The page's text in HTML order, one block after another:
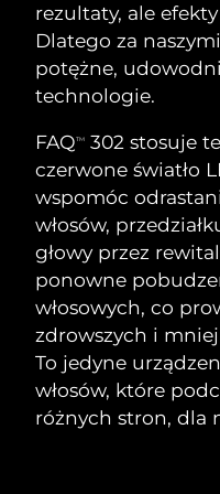
rezultaty, ale
Dlatego za
potężne,
technologie.
FAQTM
302 stosuje
czerwone światło
wspomóc
włosów,
głowy przez
ponowne
włosowych, co
zdrowszych i
To jedyne
włosów, które
różnych stron, dla
URODY
Oczyszczanie twarzy
Anti-aging
LUNA™
Massage,
LUNA™
BEAR™
BEAR™
BEAR™
Nawilżenie
UFO™
Deep
UFO™ 3
issa™ 4
Hybrid
FAQ™ ZABIEG
Australia
Austria
Bahrajn
Belgia
Bermudy
Bośnia i